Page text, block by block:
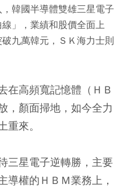
韓國半導體雙雄三星電子
」，業績和股價全面上
九萬韓元，ＳＫ海力士則
在高頻寬記憶體（ＨＢ
，顏面掃地，如今全力
來。
三星電子逆轉勝，主要
導權的ＨＢＭ業務上，